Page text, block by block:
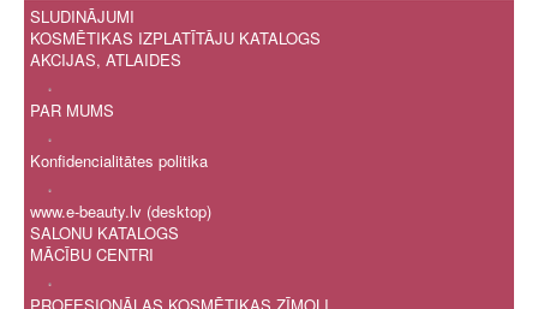
SLUDINĀJUMI
KOSMĒTIKAS IZPLATĪTĀJU KATALOGS
AKCIJAS, ATLAIDES
.
PAR MUMS
.
Konfidencialitātes politika
.
www.e-beauty.lv (desktop)
SALONU KATALOGS
MĀCĪBU CENTRI
.